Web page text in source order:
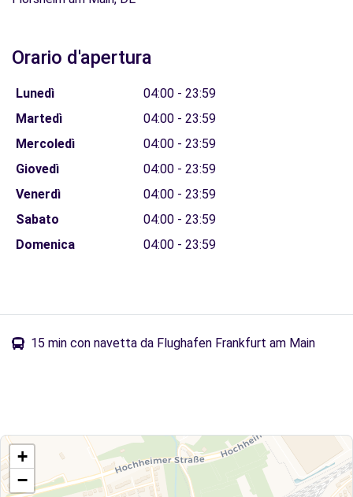
Orario d'apertura
Lunedì
04:00 - 23:59
Martedì
04:00 - 23:59
Mercoledì
04:00 - 23:59
Giovedì
04:00 - 23:59
Venerdì
04:00 - 23:59
Sabato
04:00 - 23:59
Domenica
04:00 - 23:59
15 min con navetta da Flughafen Frankfurt am Main
+
−